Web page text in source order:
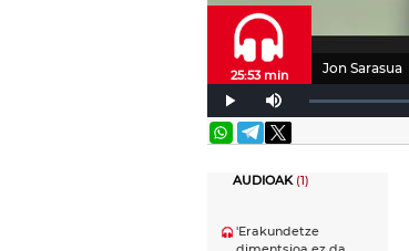
Jon Sarasua
25:53 min
AUDIOAK(1)
'Erakundetze